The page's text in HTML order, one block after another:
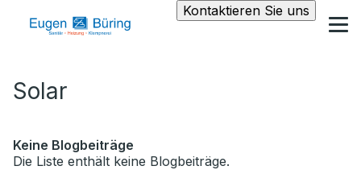
Kontaktieren Sie uns
Solar
Keine Blogbeiträge
Die Liste enthält keine Blogbeiträge.